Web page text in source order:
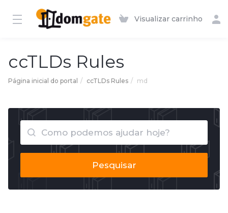
Visualizar carrinho
ccTLDs Rules
Página inicial do portal ccTLDs Rules md
Pesquisar